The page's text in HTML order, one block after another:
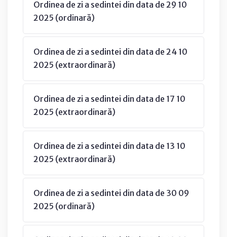
Ordinea de zi a sedintei din data de 29 10
2025 (ordinară)
Ordinea de zi a sedintei din data de 24 10
2025 (extraordinară)
Ordinea de zi a sedintei din data de 17 10
2025 (extraordinară)
Ordinea de zi a sedintei din data de 13 10
2025 (extraordinară)
Ordinea de zi a sedintei din data de 30 09
2025 (ordinară)